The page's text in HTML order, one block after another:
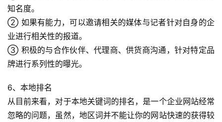
知名度。
② 如果有能力，可以邀请相关的媒体与记者针对自身的企
业进行相关性的报道。
③ 积极的与合作伙伴、代理商、供货商沟通，针对特定品
牌进行系列性的曝光。
6、本地排名
从目前来看，对于本地关键词的排名，是一个企业网站经常
忽略的问题，虽然，地区词并不能让你的网站快速的获得较